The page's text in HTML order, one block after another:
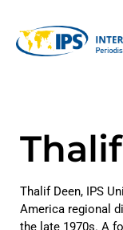
Thalif Deen, IPS
America regional
the late 1970s. A